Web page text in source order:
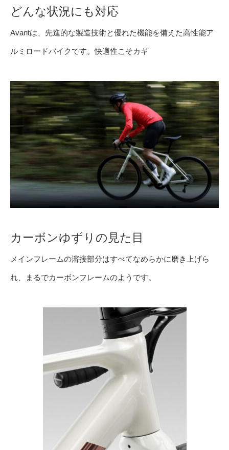
どんな状況にも対応
Avantは、先進的な製造技術と優れた機能を備えた高性能ア
ルミロードバイクです。快適性こそカギ
カーボンゆずりの見た目
メインフレームの溶接部分はすべてなめらかに磨き上げら
れ、まるでカーボンフレームのようです。